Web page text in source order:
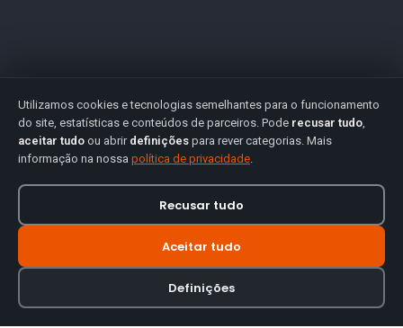
Utilizamos cookies e tecnologias semelhantes para o funcionamento
do site, estatísticas e conteúdos de parceiros. Pode recusar tudo,
aceitar tudo ou abrir definições para rever categorias. Mais
informação na nossa política de privacidade.
Recusar tudo
Aceitar tudo
Definições